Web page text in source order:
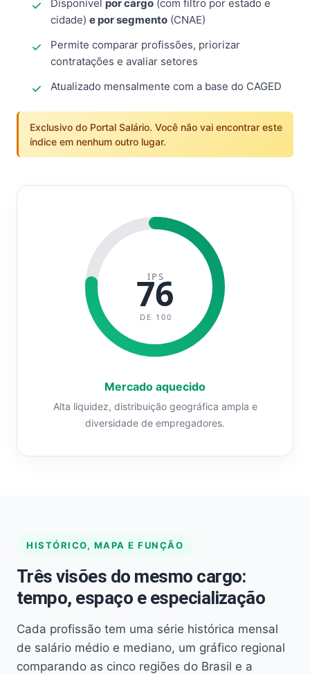
Disponível por cargo (com filtro por estado e
cidade) e por segmento (CNAE)
Permite comparar profissões, priorizar
contratações e avaliar setores
Atualizado mensalmente com a base do CAGED
Exclusivo do Portal Salário. Você não vai encontrar este
índice em nenhum outro lugar.
IPS
76
DE 100
Mercado aquecido
Alta liquidez, distribuição geográfica ampla e
diversidade de empregadores.
HISTÓRICO, MAPA E FUNÇÃO
Três visões do mesmo cargo:
tempo, espaço e especialização
Cada profissão tem uma série histórica mensal
de salário médio e mediano, um gráfico regional
comparando as cinco regiões do Brasil e a